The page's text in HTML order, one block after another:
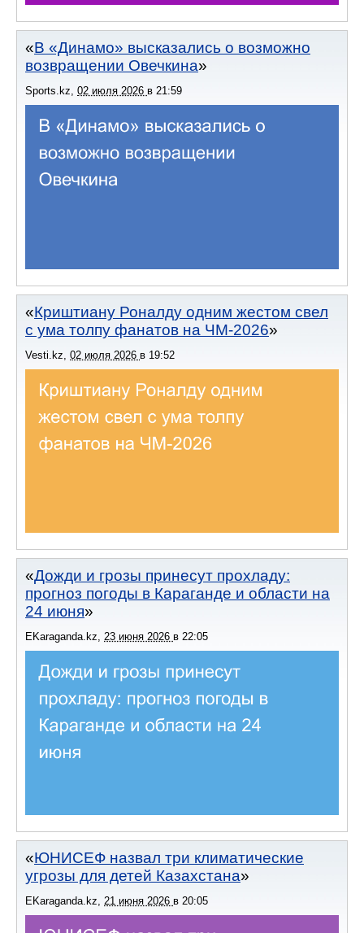
В «Динамо» высказались о возможно
возвращении Овечкина
Sports.kz 02 июля 2026 в 21:59
Криштиану Роналду одним жестом свел
с ума толпу фанатов на ЧМ-2026
Vesti.kz 02 июля 2026 в 19:52
Дожди и грозы принесут прохладу:
прогноз погоды в Караганде и области на
24 июня
EKaraganda.kz, 23 июня 2026 в 22:05
ЮНИСЕФ назвал три климатические
угрозы для детей Казахстана
EKaraganda.kz, 21 июня 2026 в 20:05